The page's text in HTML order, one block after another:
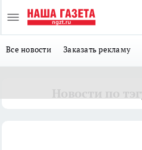
Все новости Заказать рекламу